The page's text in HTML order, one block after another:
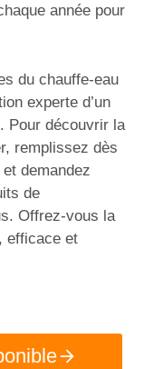
année pour
du chauffe-eau
experte d’un
Pour découvrir la
remplissez dès
demandez
de
Offrez-vous la
efficace et